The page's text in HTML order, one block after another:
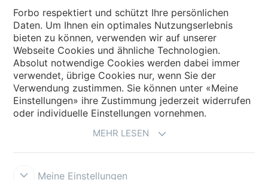
Land auswählen
Land auswählen
Forbo respektiert und schützt Ihre persönlichen
Daten. Um Ihnen ein optimales Nutzungserlebnis
bieten zu können, verwenden wir auf unserer
Webseite Cookies und ähnliche Technologien.
Absolut notwendige Cookies werden dabei immer
verwendet, übrige Cookies nur, wenn Sie der
Verwendung zustimmen. Sie können unter «Meine
Einstellungen» ihre Zustimmung jederzeit widerrufen
oder individuelle Einstellungen vornehmen.
MEHR LESEN
Meine Einstellungen